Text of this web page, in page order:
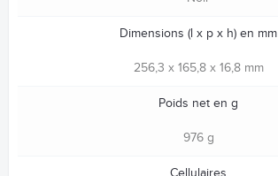
Dimensions (l x p x h) en mm
256,3 x 165,8 x 16,8 mm
Poids net en g
976 g